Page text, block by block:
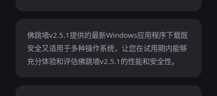
佛跳墙v2.5.1提供的最新Windows应用程序下载既
安全又适用于多种操作系统，让您在试用期内能够
充分体验和评估佛跳墙v2.5.1的性能和安全性。